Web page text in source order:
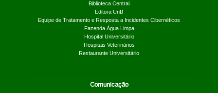
Biblioteca Central
Editora UnB
Equipe de Tratamento e Resposta a Incidentes Cibernéticos
Fazenda Água Limpa
Hospital Universitário
Hospitais Veterinários
Restaurante Universitário
Comunicação